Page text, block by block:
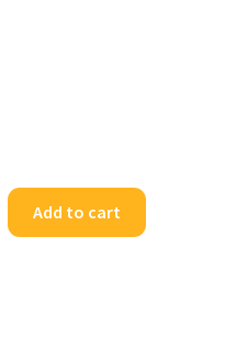
Add to cart